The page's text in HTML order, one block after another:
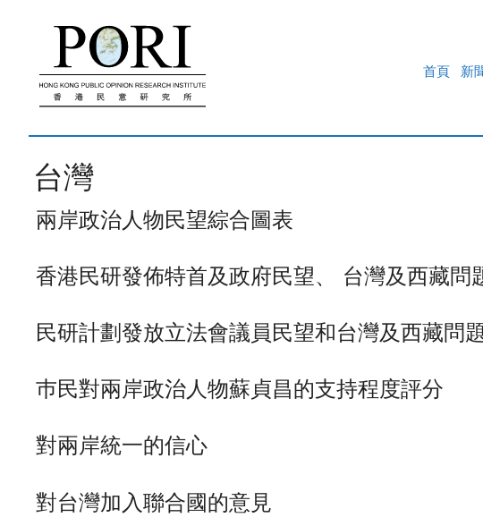
首頁
新
台灣
兩岸政治人物民望綜合圖表
香港民研發佈特首及政府民望、 台灣及西藏
民研計劃發放立法會議員民望和台灣及西藏問
巿民對兩岸政治人物蘇貞昌的支持程度評分
對兩岸統一的信心
對台灣加入聯合國的意見